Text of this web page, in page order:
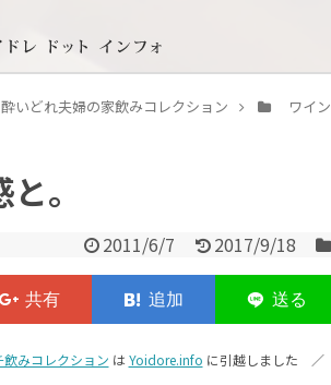
いどれ夫婦の家飲みコレクション ワイン
。
2011/6/7 2017/9/18
みコレクション は Yoidore.info に引越しました ／